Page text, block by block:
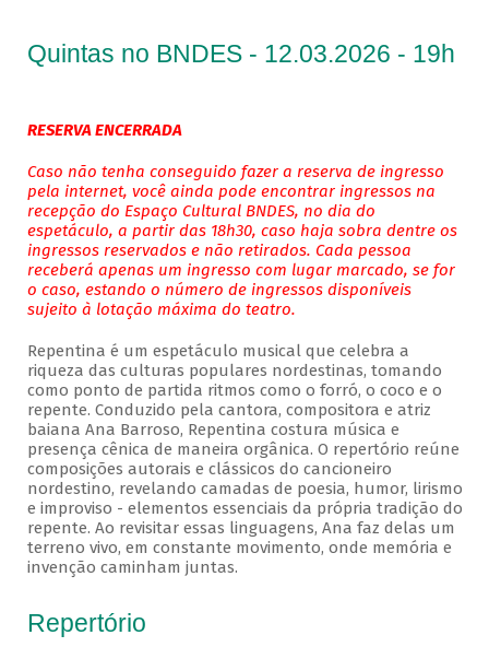
Quintas no BNDES - 12.03.2026 - 19h
RESERVA ENCERRADA
Caso não tenha conseguido fazer a reserva de ingresso
pela internet, você ainda pode encontrar ingressos na
recepção do Espaço Cultural BNDES, no dia do
espetáculo, a partir das 18h30, caso haja sobra dentre os
ingressos reservados e não retirados. Cada pessoa
receberá apenas um ingresso com lugar marcado, se for
o caso, estando o número de ingressos disponíveis
sujeito à lotação máxima do teatro.
Repentina é um espetáculo musical que celebra a
riqueza das culturas populares nordestinas, tomando
como ponto de partida ritmos como o forró, o coco e o
repente. Conduzido pela cantora, compositora e atriz
baiana Ana Barroso, Repentina costura música e
presença cênica de maneira orgânica. O repertório reúne
composições autorais e clássicos do cancioneiro
nordestino, revelando camadas de poesia, humor, lirismo
e improviso - elementos essenciais da própria tradição do
repente. Ao revisitar essas linguagens, Ana faz delas um
terreno vivo, em constante movimento, onde memória e
invenção caminham juntas.
Repertório